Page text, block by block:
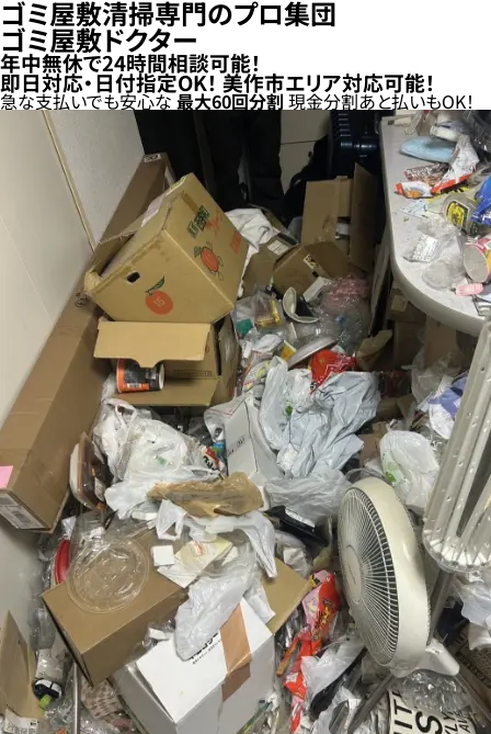
ゴミ屋敷清掃専門のプロ集団
ゴミ屋敷ドクター
年中無休で24時間相談可能！
即日対応・日付指定OK！ 美作市エリア対応可能！
急な支払いでも安心な最大60回分割 現金分割あと払いもOK！